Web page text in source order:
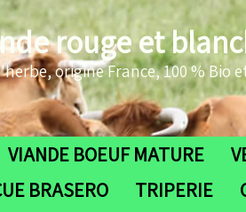
rouge et
origine France, 100 % Bio
VIANDE BOEUF MATURE
BRASERO TRIPERIE